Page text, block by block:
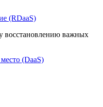
(RDaaS)
восстановлению важных
(DaaS)